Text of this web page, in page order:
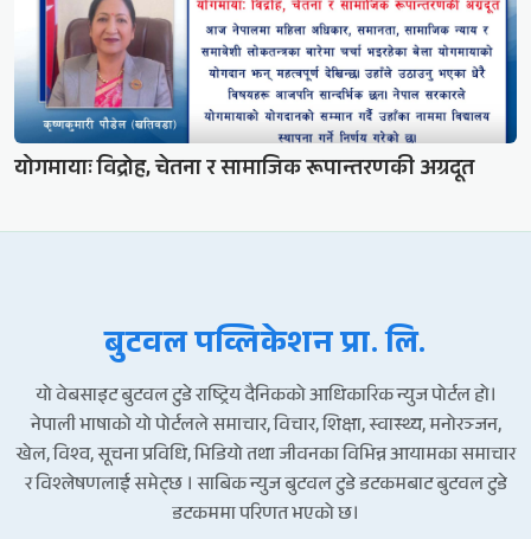
योगमायाः विद्रोह, चेतना र सामाजिक रूपान्तरणकी अग्रदूत
बुटवल पव्लिकेशन प्रा. लि.
यो वेबसाइट बुटवल टुडे राष्ट्रिय दैनिकको आधिकारिक न्युज पोर्टल हो।
नेपाली भाषाको यो पोर्टलले समाचार, विचार, शिक्षा, स्वास्थ्य, मनोरञ्जन,
खेल, विश्व, सूचना प्रविधि, भिडियो तथा जीवनका विभिन्न आयामका समाचार
र विश्लेषणलाई समेट्छ । साबिक न्युज बुटवल टुडे डटकमबाट बुटवल टुडे
डटकममा परिणत भएको छ।